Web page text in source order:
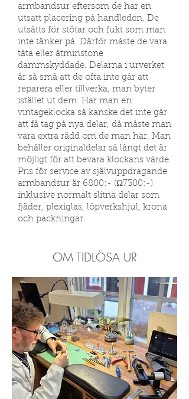
armbandsur eftersom de har en
utsatt placering på handleden. De
utsätts för stötar och fukt som man
inte tänker på. Därför måste de vara
täta eller åtminstone
dammskyddade. Delarna i urverket
är så små att de ofta inte går att
reparera eller tillverka, man byter
istället ut dem. Har man en
vintageklocka så kanske det inte går
att få tag på nya delar, då måste man
vara extra rädd om de man har. Man
behåller originaldelar så långt det är
möjligt för att bevara klockans värde.
Pris för service av självuppdragande
armbandsur är 6800:- (Ω7300:-)
inklusive normalt slitna delar som
fjäder, plexiglas, löpverkshjul, krona
och packningar.
OM TIDLÖSA UR